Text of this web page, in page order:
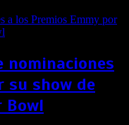
nominaciones
su show de
Bowl